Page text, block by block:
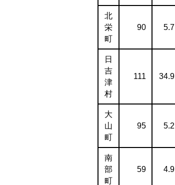
北
栄
町
90 5.7
日
吉
津
村
111 34.9
大
山
町
95 5.2
南
部
町
59 4.9